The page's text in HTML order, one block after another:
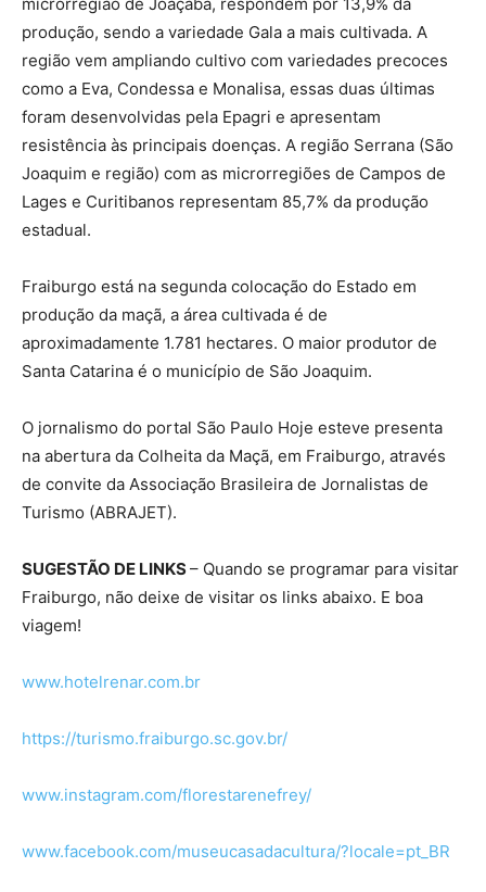
produção, sendo a variedade Gala a mais cultivada. A
região vem ampliando cultivo com variedades precoces
como a Eva, Condessa e Monalisa, essas duas últimas
foram desenvolvidas pela Epagri e apresentam
resistência às principais doenças. A região Serrana (São
Joaquim e região) com as microrregiões de Campos de
Lages e Curitibanos representam 85,7% da produção
estadual.
Fraiburgo está na segunda colocação do Estado em
produção da maçã, a área cultivada é de
aproximadamente 1.781 hectares. O maior produtor de
Santa Catarina é o município de São Joaquim.
O jornalismo do portal São Paulo Hoje esteve presenta
na abertura da Colheita da Maçã, em Fraiburgo, através
de convite da Associação Brasileira de Jornalistas de
Turismo (ABRAJET).
SUGESTÃO DE LINKS– Quando se programar para visitar
Fraiburgo, não deixe de visitar os links abaixo. E boa
viagem!
www.hotelrenar.com.br
https://turismo.fraiburgo.sc.gov.br/
www.instagram.com/florestarenefrey/
www.facebook.com/museucasadacultura/?locale=pt_BR